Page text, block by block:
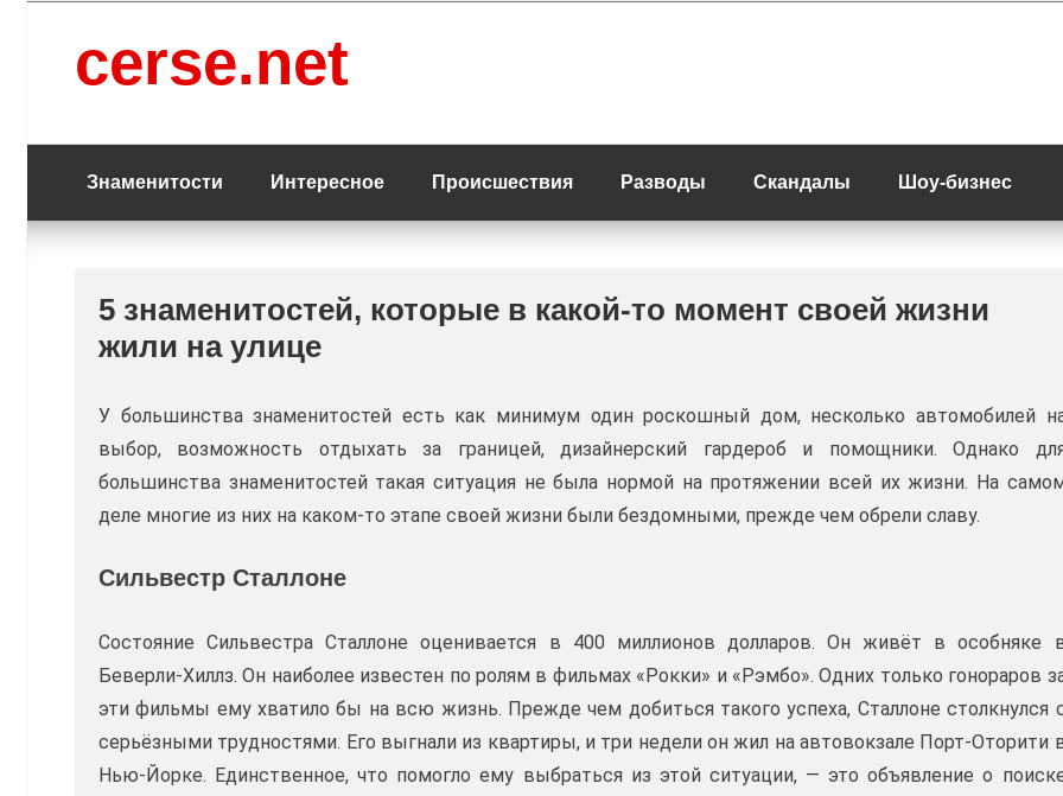
содержанию
cerse.net
Знаменитости Интересное Происшествия Разводы Скандалы Шоу-бизнес
5 знаменитостей, которые в какой-то момент своей жизни
жили на улице
У большинства знаменитостей есть как минимум один роскошный дом, несколько автомобилей
выбор, возможность отдыхать за границей, дизайнерский гардероб и помощники. Однако
большинства знаменитостей такая ситуация не была нормой на протяжении всей их жизни. На
деле многие из них на каком-то этапе своей жизни были бездомными, прежде чем обрели славу.
Сильвестр Сталлоне
Состояние Сильвестра Сталлоне оценивается в 400 миллионов долларов. Он живёт в особняке
Беверли-Хиллз. Он наиболее известен по ролям в фильмах «Рокки» и «Рэмбо». Одних только гонораров
эти фильмы ему хватило бы на всю жизнь. Прежде чем добиться такого успеха, Сталлоне столкнулся
серьёзными трудностями. Его выгнали из квартиры, и три недели он жил на автовокзале Порт-Оторити
Нью-Йорке. Единственное, что помогло ему выбраться из этой ситуации, — это объявление о